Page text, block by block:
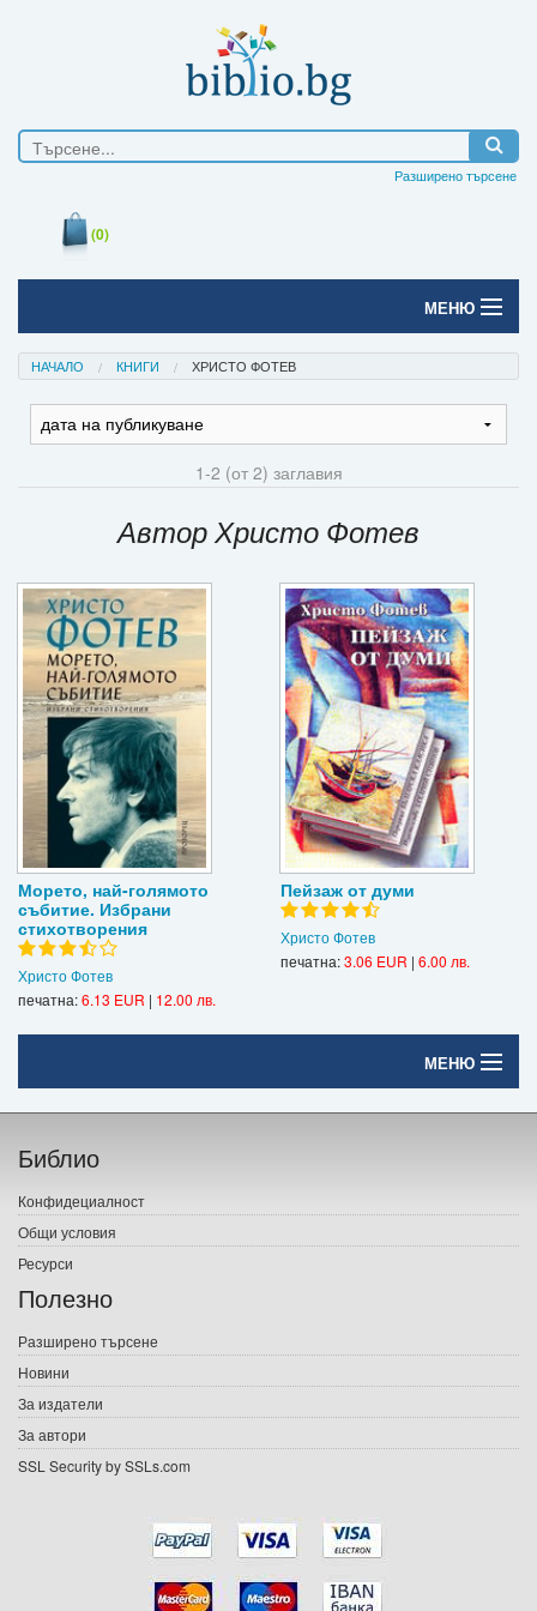
Разширено търсене
(0)
МЕНЮ
Начало
Печатни книги
Подаръци
Ваучери
Промоции
Контакти
Вход
Регистрация
НАЧАЛО КНИГИ ХРИСТО ФОТЕВ
1-2 (от 2) заглавия
Автор Христо Фотев
Морето, най-голямото
събитие. Избрани
стихотворения
Христо Фотев
печатна:6.13 EUR | 12.00 лв.
Пейзаж от думи
Христо Фотев
печатна:3.06 EUR | 6.00 лв.
МЕНЮ
Начало
Печатни книги
Електронни книги
Е-списания
Подаръци
Ваучери
Библио
Конфидециалност
Общи условия
Ресурси
Полезно
Разширено търсене
Новини
За издатели
За автори
SSL Security by SSLs.com